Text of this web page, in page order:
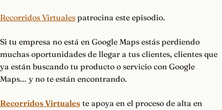
Recorridos Virtuales patrocina este episodio.
Si tu empresa no está en Google Maps estás perdiendo
muchas oportunidades de llegar a tus clientes, clientes que
ya están buscando tu producto o servicio con Google
Maps… y no te están encontrando.
Recorridos Virtuales te apoya en el proceso de alta en